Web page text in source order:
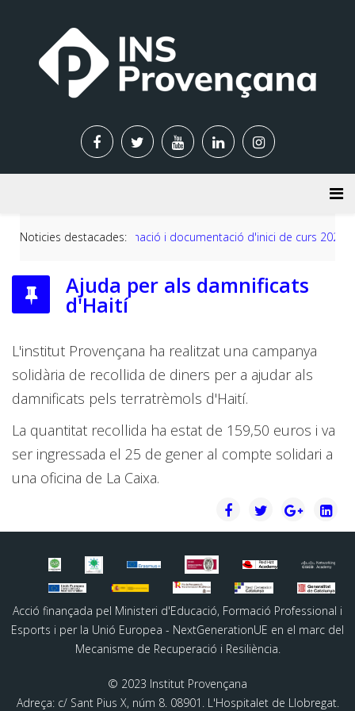
Noticies destacades:Informació i documentació d'inici de curs 2026-2027
Ajuda per als damnificats
d'Haití
L'institut Provençana ha realitzat una campanya
solidària de recollida de diners per a ajudar als
damnificats pels terratrèmols d'Haití.
La quantitat recollida ha estat de 159,50 euros i va
ser ingressada el 25 de gener al compte solidari a
una oficina de La Caixa.
Acció finançada pel Ministeri d'Educació, Formació Professional i
Esports i per la Unió Europea - NextGenerationUE en el marc del
Mecanisme de Recuperació i Resiliència.
© 2023 Institut Provençana
Adreça: c/ Sant Pius X, núm 8. 08901. L'Hospitalet de Llobregat.